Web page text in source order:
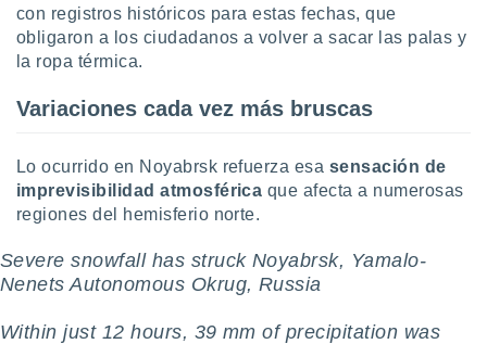
con registros históricos para estas fechas, que
obligaron a los ciudadanos a volver a sacar las palas y
la ropa térmica.
Variaciones cada vez más bruscas
Lo ocurrido en Noyabrsk refuerza esa sensación de
imprevisibilidad atmosférica que afecta a numerosas
regiones del hemisferio norte.
Severe snowfall has struck Noyabrsk, Yamalo-
Nenets Autonomous Okrug, Russia
Within just 12 hours, 39 mm of precipitation was